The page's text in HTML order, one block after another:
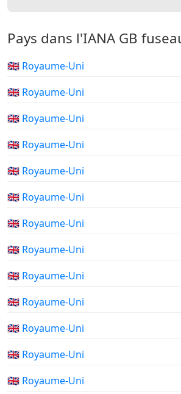
Pays dans l'IANA GB
🇬🇧 Royaume-Uni
🇬🇧 Royaume-Uni
🇬🇧 Royaume-Uni
🇬🇧 Royaume-Uni
🇬🇧 Royaume-Uni
🇬🇧 Royaume-Uni
🇬🇧 Royaume-Uni
🇬🇧 Royaume-Uni
🇬🇧 Royaume-Uni
🇬🇧 Royaume-Uni
🇬🇧 Royaume-Uni
🇬🇧 Royaume-Uni
🇬🇧 Royaume-Uni